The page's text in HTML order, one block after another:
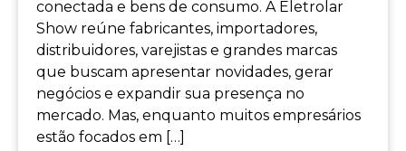
conectada e bens de consumo. A Eletrolar
Show reúne fabricantes, importadores,
distribuidores, varejistas e grandes marcas
que buscam apresentar novidades, gerar
negócios e expandir sua presença no
mercado. Mas, enquanto muitos empresários
estão focados em […]